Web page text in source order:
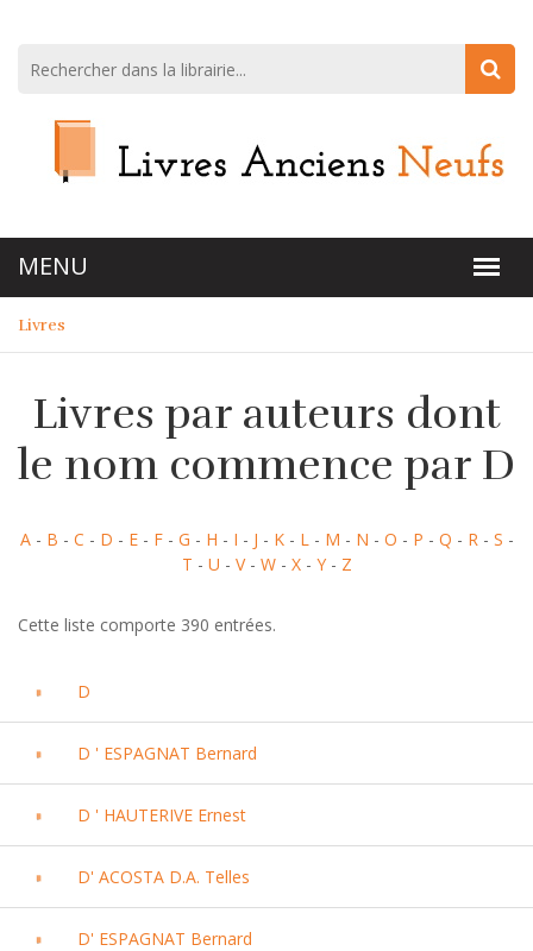
Livres
Livres par auteurs dont
le nom commence par D
A- B - C - D - E- F- G - H - I - J - K- L- M - N - O - P - Q - R- S -
T - U - V- W- X- Y- Z
Cette liste comporte 390 entrées.
D
D ' ESPAGNAT Bernard
D ' HAUTERIVE Ernest
D' ACOSTA D.A. Telles
D' ESPAGNAT Bernard